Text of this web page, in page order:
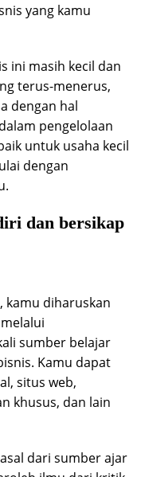
yang kamu
ini masih kecil dan
terus-menerus,
dengan hal
pengelolaan
untuk usaha kecil
dengan
dan bersikap
kamu diharuskan
sumber belajar
Kamu dapat
situs web,
khusus, dan lain
dari sumber ajar